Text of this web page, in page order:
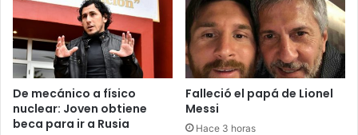
De mecánico a físico
nuclear: Joven obtiene
beca para ir a Rusia
Falleció el papá de Lionel
Messi
Hace 3 horas